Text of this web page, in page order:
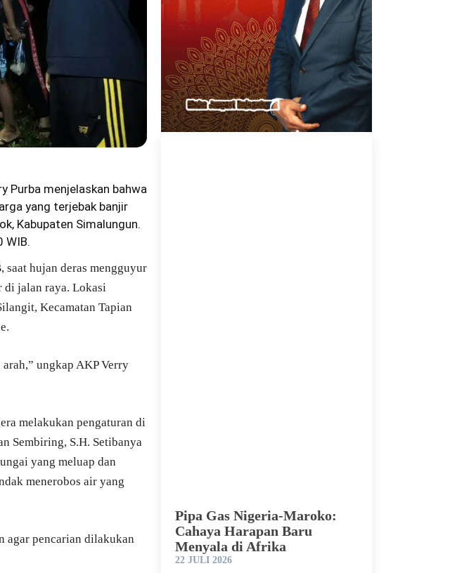
Purba menjelaskan bahwa
yang terjebak banjir
Kabupaten Simalungun.
WIB.
hujan deras mengguyur
di jalan raya. Lokasi
Kecamatan Tapian
ungkap AKP Verry
melakukan pengaturan di
Sembiring, S.H. Setibanya
yang meluap dan
menerobos air yang
agar pencarian dilakukan
Pipa Gas Nigeria-Maroko:
Cahaya Harapan Baru
Menyala di Afrika
22 JULI 2026